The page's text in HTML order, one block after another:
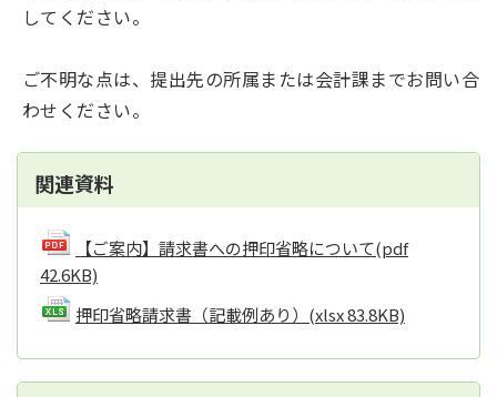
してください。
ご不明な点は、提出先の所属または会計課までお問い合
わせください。
関連資料
【ご案内】請求書への押印省略について(pdf
42.6KB)
押印省略請求書（記載例あり） (xlsx 83.8KB)